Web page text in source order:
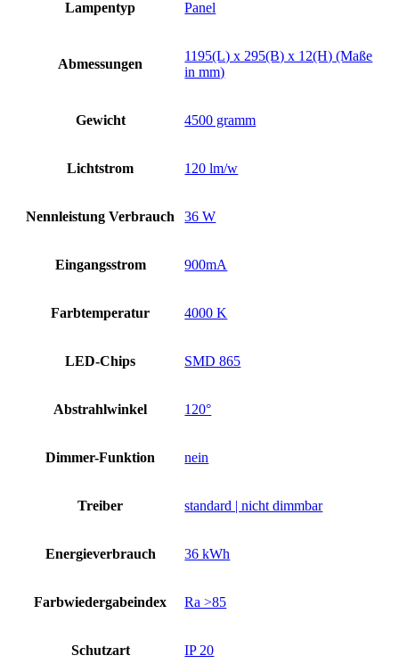
Lampentyp Panel
Abmessungen
1195(L) x 295(B) x 12(H) (Maße
in mm)
Gewicht 4500 gramm
Lichtstrom 120 lm/w
Nennleistung Verbrauch 36 W
Eingangsstrom 900mA
Farbtemperatur 4000 K
LED-Chips SMD 865
Abstrahlwinkel 120°
Dimmer-Funktion nein
Treiber standard | nicht dimmbar
Energieverbrauch 36 kWh
Farbwiedergabeindex Ra >85
Schutzart IP 20